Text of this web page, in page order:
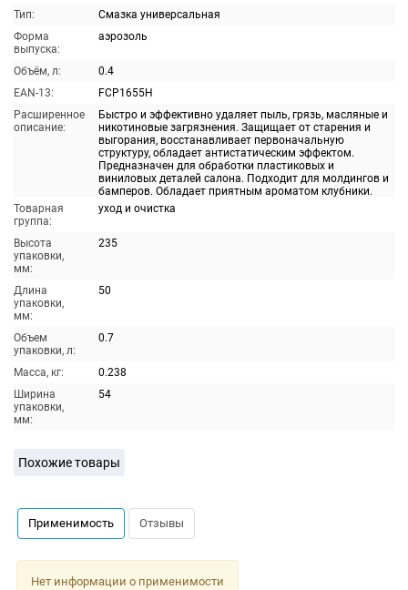
Тип:
Смазка универсальная
Форма
выпуска:
аэрозоль
Объём, л:
0.4
EAN-13:
FCP1655H
Расширенное
описание:
Быстро и эффективно удаляет пыль, грязь, масляные и
никотиновые загрязнения. Защищает от старения и
выгорания, восстанавливает первоначальную
структуру, обладает антистатическим эффектом.
Предназначен для обработки пластиковых и
виниловых деталей салона. Подходит для молдингов и
бамперов. Обладает приятным ароматом клубники.
Товарная
группа:
уход и очистка
Высота
упаковки,
мм:
235
Длина
упаковки,
мм:
50
Объем
упаковки, л:
0.7
Масса, кг:
0.238
Ширина
упаковки,
мм:
54
Похожие товары
Применимость Отзывы
Нет информации о применимости